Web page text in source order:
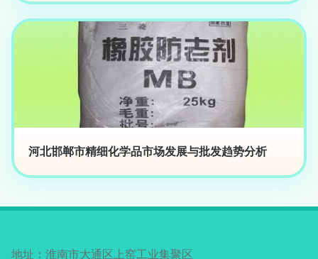
河北邯郸市精细化学品市场发展与批发趋势分析
地址：淮南市大通区上窑工业集聚区